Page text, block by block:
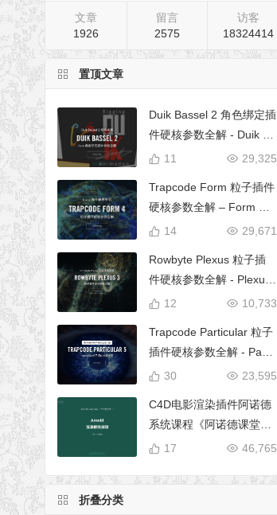
文章
1926
留言
2575
访客
18324414
置顶文章
Duik Bassel 2 角色绑定插
件硬核参数全解 - Duik 16
完全使用手册
29,325
11
Trapcode Form 粒子插件
硬核参数全解 – Form 完
全使用手册
29,671
14
Rowbyte Plexus 粒子插
件硬核参数全解 - Plexus
完全使用手册
10,733
12
Trapcode Particular 粒子
插件硬核参数全解 - Parti
cular 5 完全使用手册23,595
30
C4D电影渲染插件阿诺德
系统课程《阿诺德课堂之
玉清境》
46,765
17
折叠分类